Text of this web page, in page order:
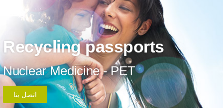
Recycling passports
Nuclear Medicine - PET
اتصل بنا